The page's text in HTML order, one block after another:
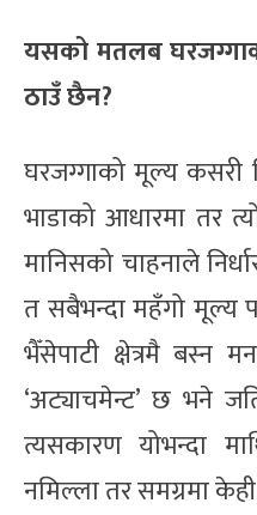
यसको मतलब
ठाउँ छैन?
घरजग्गाको मूल्य कसरी
भाडाको आधारमा तर
मानिसको चाहनाले
त सबैभन्दा महँगो मूल्य
भैँसेपाटी क्षेत्रमै बस्न
‘अट्याचमेन्ट’ छ भने
त्यसकारण योभन्दा
नमिल्ला तर समग्रमा